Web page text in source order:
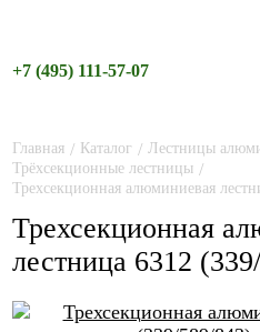
+7 (495) 111-57-07
Главная / Каталог / Лестницы
Трёхсекционные лестницы /
Трехсекционная алюминиевая
Трехсекционная
лестница 6312